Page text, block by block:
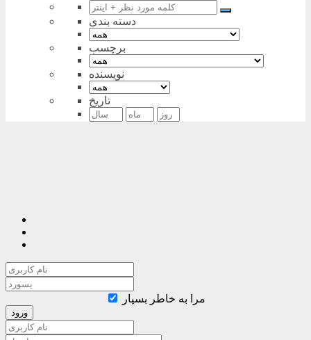
دسته بندی
برچسب
نویسنده
تاریخ
مرا به خاطر بسپار